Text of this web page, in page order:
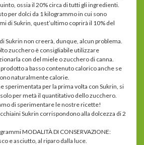
ossia il 20% circa di tutti gli ingredienti.
per dolci da 1 kilogrammo in cui sono
di Sukrin, quest’ultimo coprirà il 10% del
Sukrin non creerà, dunque, alcun problema.
zucchero è consigliabile utilizzare
con del miele o zucchero di canna.
a basso contenuto calorico anche se
naturalmente calorie.
sperimentata per la prima volta con Sukrin, si
per metà il quantitativo dello zucchero.
di sperimentare le nostre ricette!
Sukrin corrispondono alla dolcezza di 2
MODALITÀ DI CONSERVAZIONE:
e asciutto, al riparo dalla luce.